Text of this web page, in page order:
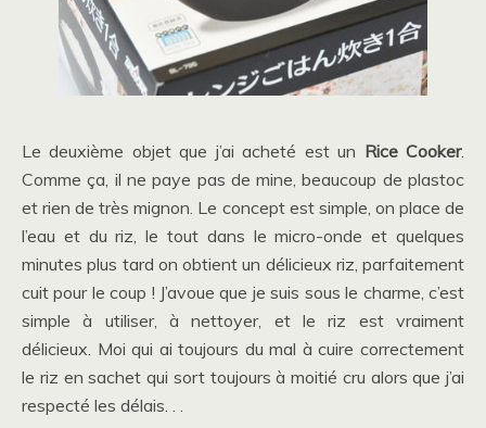
Le deuxième objet que j’ai acheté est un Rice Cooker.
Comme ça, il ne paye pas de mine, beaucoup de plastoc
et rien de très mignon. Le concept est simple, on place de
l’eau et du riz, le tout dans le micro-onde et quelques
minutes plus tard on obtient un délicieux riz, parfaitement
cuit pour le coup ! J’avoue que je suis sous le charme, c’est
simple à utiliser, à nettoyer, et le riz est vraiment
délicieux. Moi qui ai toujours du mal à cuire correctement
le riz en sachet qui sort toujours à moitié cru alors que j’ai
respecté les délais. . .